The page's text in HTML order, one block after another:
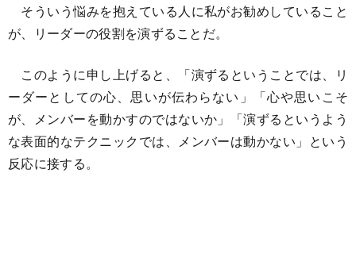
そういう悩みを抱えている人に私がお勧めしていること
が、リーダーの役割を演ずることだ。
このように申し上げると、「演ずるということでは、リ
ーダーとしての心、思いが伝わらない」「心や思いこそ
が、メンバーを動かすのではないか」「演ずるというよう
な表面的なテクニックでは、メンバーは動かない」という
反応に接する。